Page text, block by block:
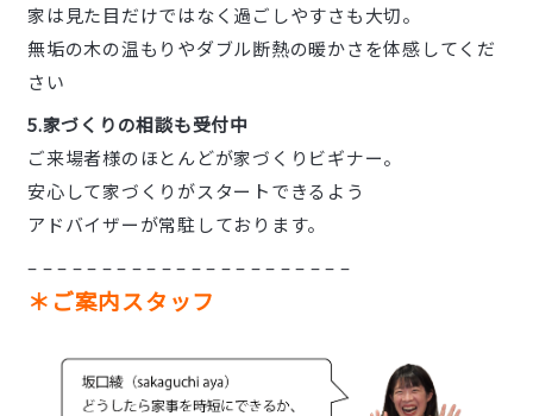
家は見た目だけではなく過ごしやすさも大切。
無垢の木の温もりやダブル断熱の暖かさを体感してくだ
さい
5.家づくりの相談も受付中
ご来場者様のほとんどが家づくりビギナー。
安心して家づくりがスタートできるよう
アドバイザーが常駐しております。
– – – – – – – – – – – – – – – – – – – – – –
＊ご案内スタッフ